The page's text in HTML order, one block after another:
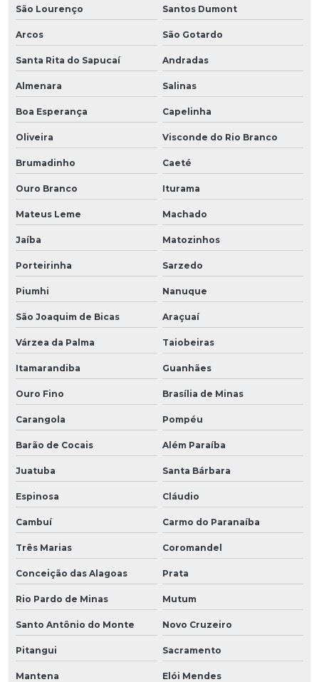
São Lourenço Santos Dumont
Arcos São Gotardo
Santa Rita do Sapucaí Andradas
Almenara Salinas
Boa Esperança Capelinha
Oliveira Visconde do Rio Branco
Brumadinho Caeté
Ouro Branco Iturama
Mateus Leme Machado
Jaíba Matozinhos
Porteirinha Sarzedo
Piumhi Nanuque
São Joaquim de Bicas Araçuaí
Várzea da Palma Taiobeiras
Itamarandiba Guanhães
Ouro Fino Brasília de Minas
Carangola Pompéu
Barão de Cocais Além Paraíba
Juatuba Santa Bárbara
Espinosa Cláudio
Cambuí Carmo do Paranaíba
Três Marias Coromandel
Conceição das Alagoas Prata
Rio Pardo de Minas Mutum
Santo Antônio do Monte Novo Cruzeiro
Pitangui Sacramento
Mantena Elói Mendes